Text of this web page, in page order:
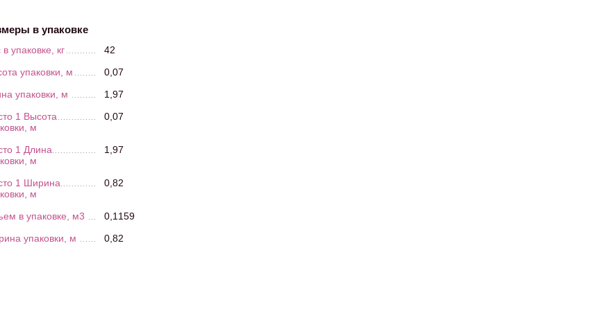
в упаковке
в упаковке, кг
42
упаковки, м
0,07
упаковки, м
1,97
1 Высота
м
0,07
1 Длина
м
1,97
1 Ширина
м
0,82
в упаковке, м3
0,1159
упаковки, м
0,82